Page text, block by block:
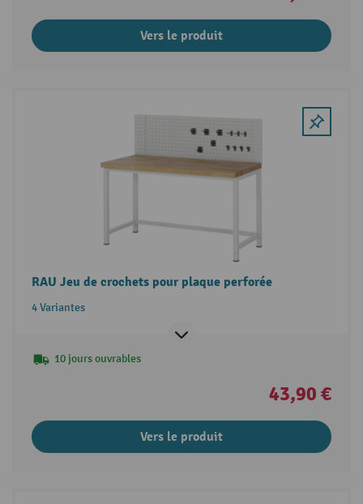
Vers le produit
RAU Jeu de crochets pour plaque perforée
4 Variantes
10 jours ouvrables
43,90 €
Vers le produit